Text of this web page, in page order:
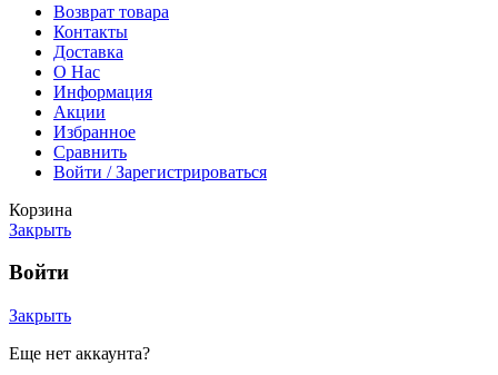
Возврат товара
Контакты
Доставка
О Нас
Информация
Акции
Избранное
Сравнить
Войти / Зарегистрироваться
Корзина
Закрыть
Войти
Закрыть
Еще нет аккаунта?